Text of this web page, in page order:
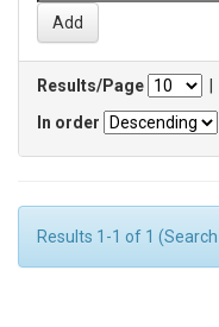
Results/Page
In order
Results 1-1 of 1